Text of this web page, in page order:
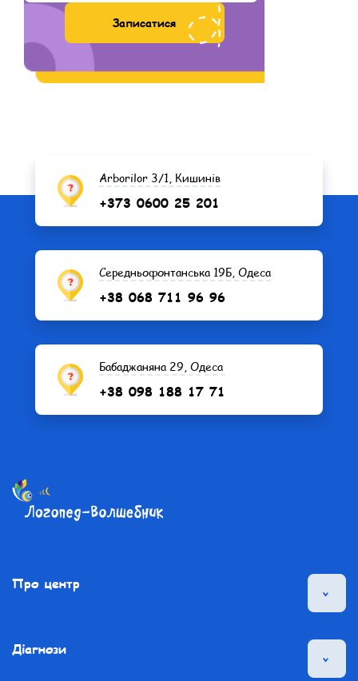
Arborilor 3/1, Кишинів
+373 0600 25 201
Середньофонтанська 19Б, Одеса
+38 068 711 96 96
Бабаджаняна 29, Одеса
+38 098 188 17 71
Про центр
Діагнози